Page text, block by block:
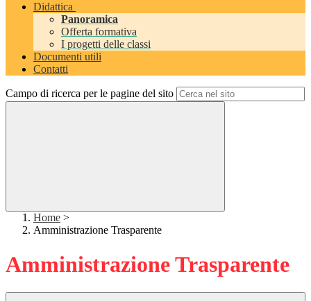
Didattica
Panoramica
Offerta formativa
I progetti delle classi
Documenti utili
Contatti
Campo di ricerca per le pagine del sito
Home >
Amministrazione Trasparente
Amministrazione Trasparente